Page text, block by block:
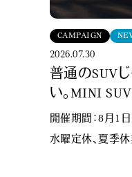
CAMPAIGN
2026.07.30
普通のSUVじ
い。MINI
開催期間：8月1日
水曜定休、夏季休